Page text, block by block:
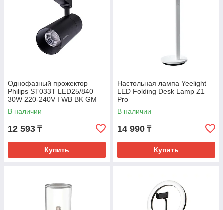
Однофазный прожектор
Philips ST033T LED25/840
30W 220-240V I WB BK GM
В наличии
12 593 ₸
Купить
Настольная лампа Yeelight
LED Folding Desk Lamp Z1
Pro
В наличии
14 990 ₸
Купить